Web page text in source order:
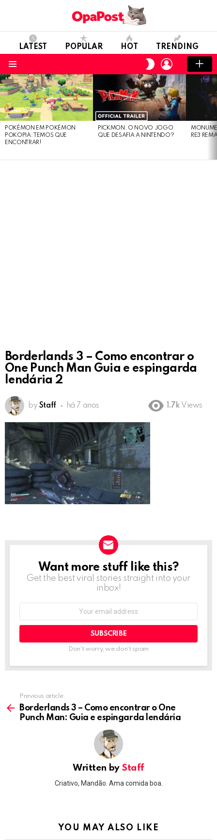
LATEST POPULAR HOT TRENDING
SWITCH
SKIN
LOGIN
LATEST
STORIES
POKÉMON EM POKÉMON
POKOPIA: TEMOS QUE
ENCONTRAR!
PICKMON: O NOVO JOGO
QUE DESAFIA A NINTENDO?
RE3
Borderlands 3 – Como encontrar o
One Punch Man Guia e espingarda
lendária 2
by Staff há 7 anos 1.7k Views
NEWSLETTER
Want more stuff like this?
Get the best viral stories straight into your
inbox!
Don't worry, we don't spam
more
Previous article
Borderlands 3 – Como encontrar o One
Punch Man: Guia e espingarda lendária
Written by Staff
Criativo, Mandão. Ama comida boa.
YOU MAY ALSO LIKE